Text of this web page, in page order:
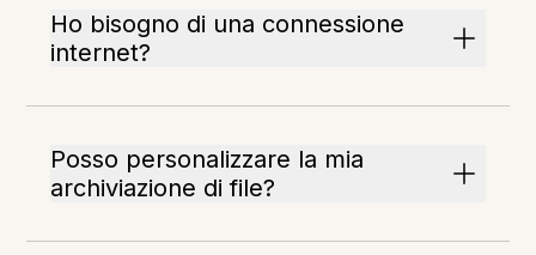
Ho bisogno di una connessione
internet?
Posso personalizzare la mia
archiviazione di file?